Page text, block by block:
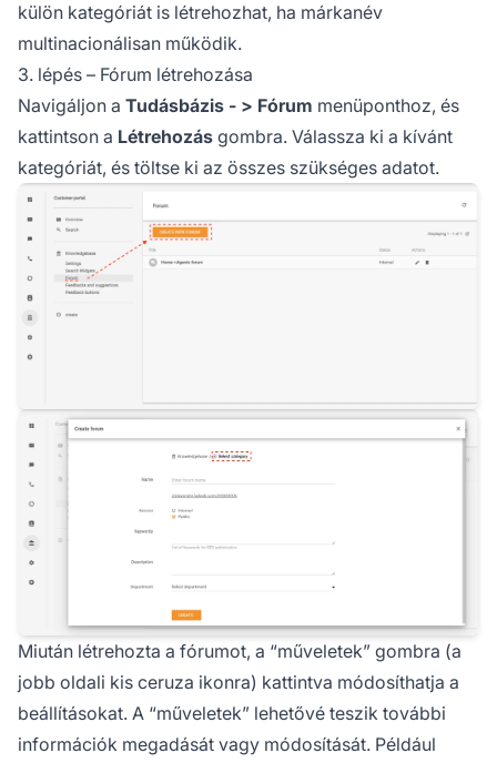
külön kategóriát is létrehozhat, ha márkanév
multinacionálisan működik.
3. lépés – Fórum létrehozása
Navigáljon a Tudásbázis - > Fórum menüponthoz, és
kattintson a Létrehozás gombra. Válassza ki a kívánt
kategóriát, és töltse ki az összes szükséges adatot.
Miután létrehozta a fórumot, a “műveletek” gombra (a
jobb oldali kis ceruza ikonra) kattintva módosíthatja a
beállításokat. A “műveletek” lehetővé teszik további
információk megadását vagy módosítását. Például